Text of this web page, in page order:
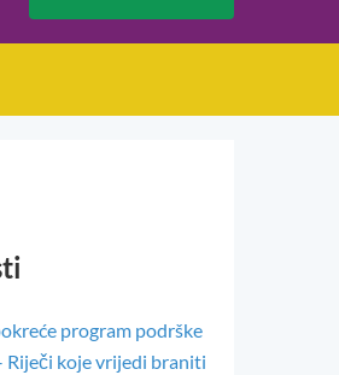
program podrške
Riječi koje vrijedi braniti